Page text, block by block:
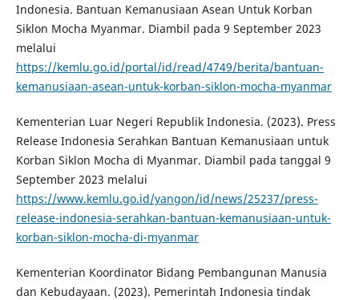
Indonesia. Bantuan Kemanusiaan Asean Untuk Korban
Siklon Mocha Myanmar. Diambil pada 9 September 2023
melalui
https://kemlu.go.id/portal/id/read/4749/berita/bantuan-
kemanusiaan-asean-untuk-korban-siklon-mocha-myanmar
Kementerian Luar Negeri Republik Indonesia. (2023). Press
Release Indonesia Serahkan Bantuan Kemanusiaan untuk
Korban Siklon Mocha di Myanmar. Diambil pada tanggal 9
September 2023 melalui
https://www.kemlu.go.id/yangon/id/news/25237/press-
release-indonesia-serahkan-bantuan-kemanusiaan-untuk-
korban-siklon-mocha-di-myanmar
Kementerian Koordinator Bidang Pembangunan Manusia
dan Kebudayaan. (2023). Pemerintah Indonesia tindak